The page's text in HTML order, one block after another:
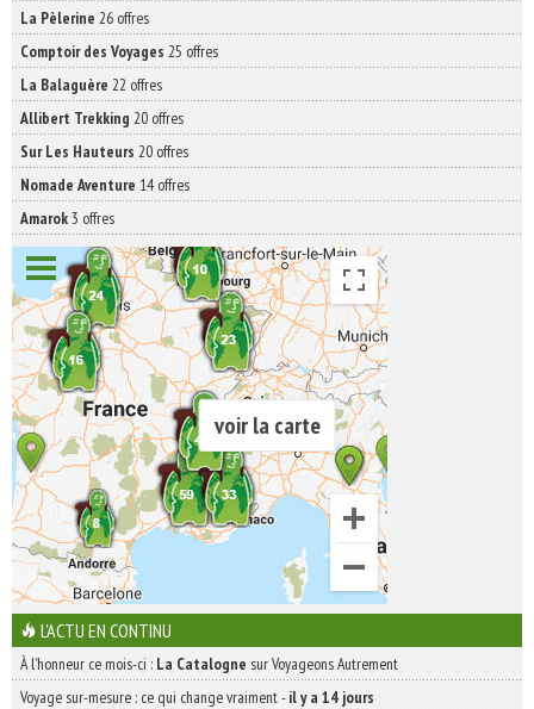
La Pèlerine 26 offres
Comptoir des Voyages 25 offres
La Balaguère 22 offres
Allibert Trekking 20 offres
Sur Les Hauteurs 20 offres
Nomade Aventure 14 offres
Amarok3 offres
voir la carte
L'ACTU EN CONTINU
À l'honneur ce mois-ci : La Catalogne sur Voyageons Autrement
Voyage sur-mesure : ce qui change vraiment-il y a 14 jours